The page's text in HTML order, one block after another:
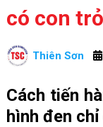
có con
Thiên Sơn
Cách tiến
hình đen